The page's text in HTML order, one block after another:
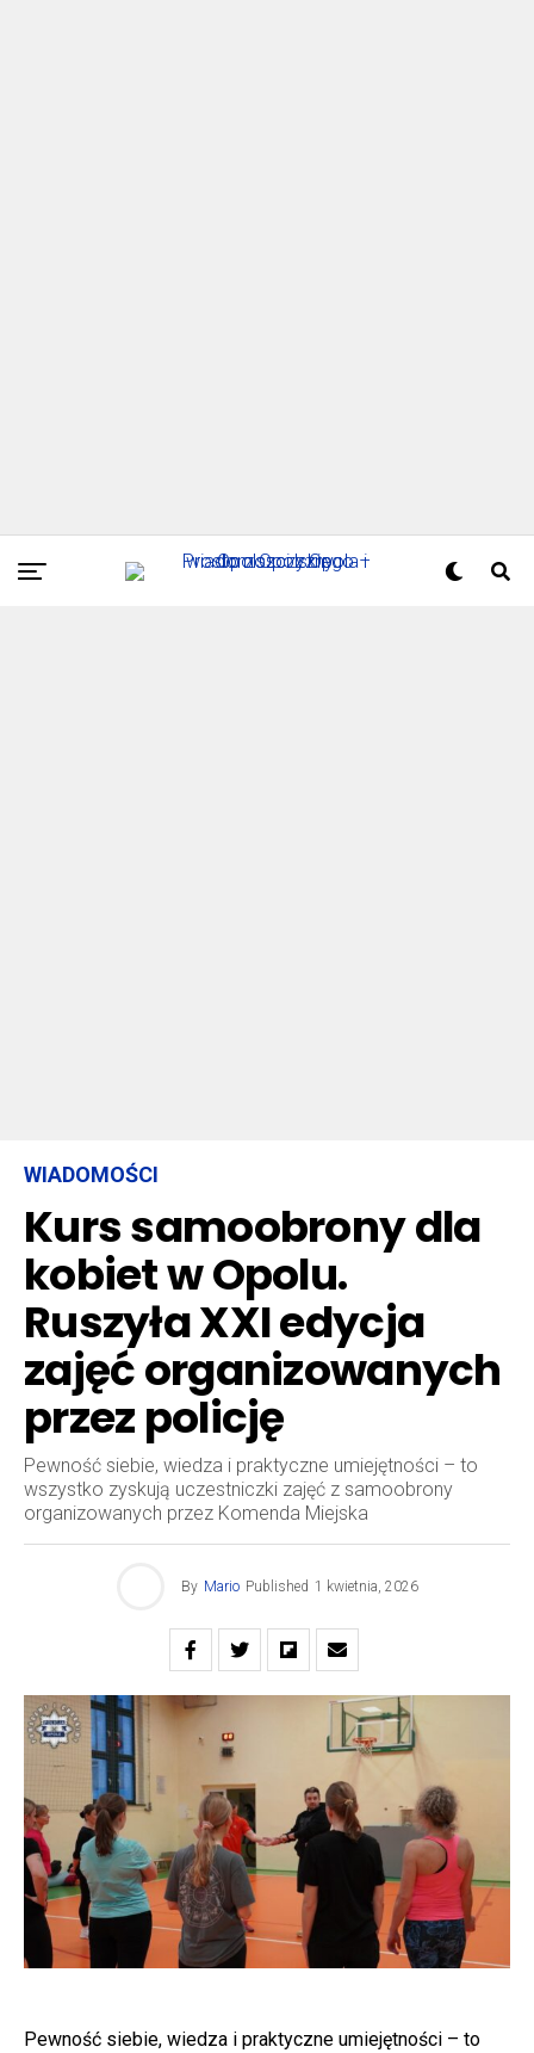
WIADOMOŚCI
Kurs samoobrony dla
kobiet w Opolu.
Ruszyła XXI edycja
zajęć organizowanych
przez policję
Pewność siebie, wiedza i praktyczne umiejętności – to
wszystko zyskują uczestniczki zajęć z samoobrony
organizowanych przez Komenda Miejska
By Mario Published 1 kwietnia, 2026
Pewność siebie, wiedza i praktyczne umiejętności – to